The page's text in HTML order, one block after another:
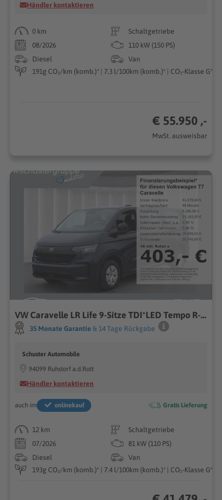
Händler kontaktieren
0 km
Schaltgetriebe
08/2026
110 kW (150 PS)
Diesel
Van
191g CO₂/km (komb.)* | 7.3 l/100km (komb.)* | CO₂-Klasse G*
€ 55.950 ,-
MwSt. ausweisbar
VW Caravelle LR Life 9-Sitze TDI*LED Tempo R-Kam
35 Monate Garantie & 14 Tage Rückgabe
Schuster Automobile
94099 Ruhstorf a.d.Rott
Händler kontaktieren
auch im onlinekauf Gratis Lieferung
12 km
Schaltgetriebe
07/2026
81 kW (110 PS)
Diesel
Van
193g CO₂/km (komb.)* | 7.4 l/100km (komb.)* | CO₂-Klasse G*